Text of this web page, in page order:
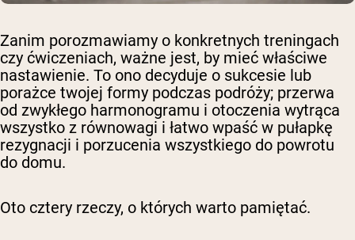
Zanim porozmawiamy o konkretnych treningach
czy ćwiczeniach, ważne jest, by mieć właściwe
nastawienie. To ono decyduje o sukcesie lub
porażce twojej formy podczas podróży; przerwa
od zwykłego harmonogramu i otoczenia wytrąca
wszystko z równowagi i łatwo wpaść w pułapkę
rezygnacji i porzucenia wszystkiego do powrotu
do domu.
Oto cztery rzeczy, o których warto pamiętać.